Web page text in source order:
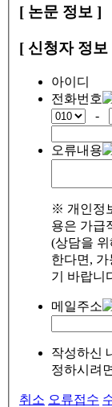
[ 논문 정보 ]
[ 신청자 정보
아이디
전화번호
-
오류내용
※ 개인정
용은 가급
(상담을
한다면,
기 바랍니
메일주소
작성하신
정하시려
취소 오류접수